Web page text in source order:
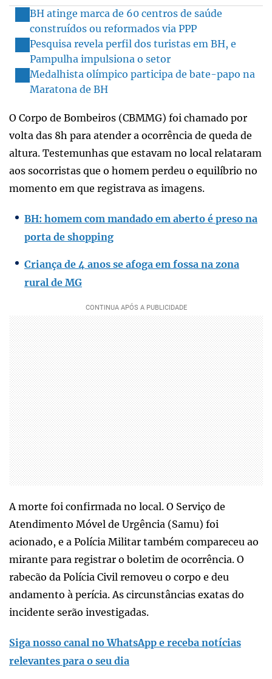
BH atinge marca de 60 centros de saúde
construídos ou reformados via PPP
Pesquisa revela perfil dos turistas em BH, e
Pampulha impulsiona o setor
Medalhista olímpico participa de bate-papo na
Maratona de BH
O Corpo de Bombeiros (CBMMG) foi chamado por
volta das 8h para atender a ocorrência de queda de
altura. Testemunhas que estavam no local relataram
aos socorristas que o homem perdeu o equilíbrio no
momento em que registrava as imagens.
BH: homem com mandado em aberto é preso na
porta de shopping
Criança de 4 anos se afoga em fossa na zona
rural de MG
A morte foi confirmada no local. O Serviço de
Atendimento Móvel de Urgência (Samu) foi
acionado, e a Polícia Militar também compareceu ao
mirante para registrar o boletim de ocorrência. O
rabecão da Polícia Civil removeu o corpo e deu
andamento à perícia. As circunstâncias exatas do
incidente serão investigadas.
Siga nosso canal no WhatsApp e receba notícias
relevantes para o seu dia